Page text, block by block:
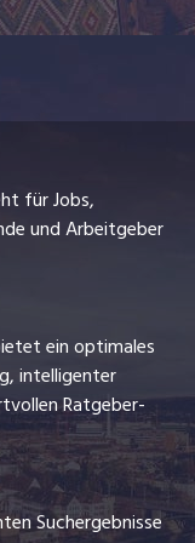
für Jobs,
und Arbeitgeber
ein optimales
intelligenter
Ratgeber-
Suchergebnisse